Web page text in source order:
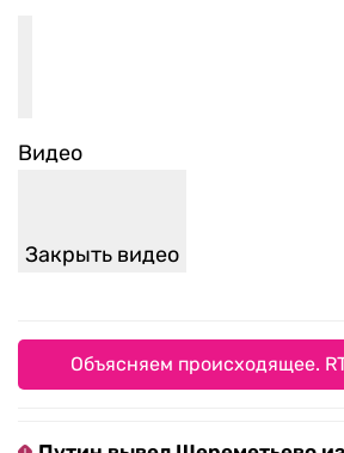
Видео
Закрыть видео
Объясняем происходящее.